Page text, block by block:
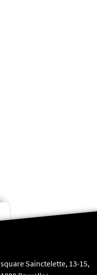
square Sainctelette, 13-15,